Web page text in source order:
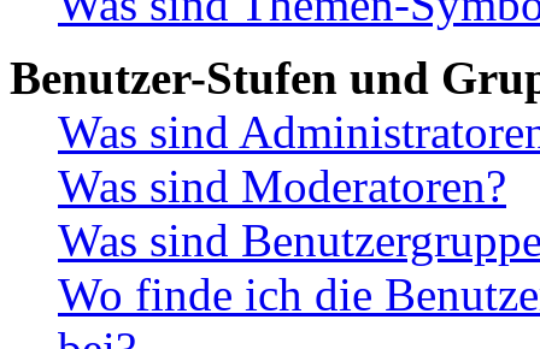
Benutzer-Stufen und
Was sind
Was sind Moderatoren?
Was sind
Wo finde ich die